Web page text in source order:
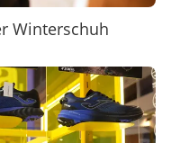
Winterschuh